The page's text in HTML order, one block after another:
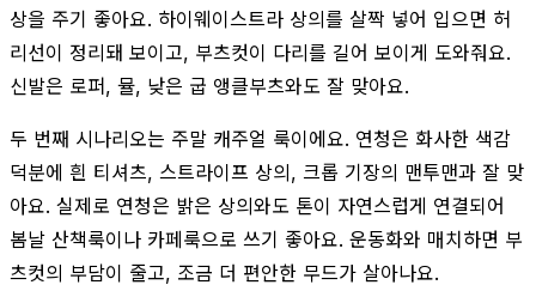
상을 주기 좋아요. 하이웨이스트라 상의를 살짝 넣어 입으면 허
리선이 정리돼 보이고, 부츠컷이 다리를 길어 보이게 도와줘요.
신발은 로퍼, 뮬, 낮은 굽 앵클부츠와도 잘 맞아요.
두 번째 시나리오는 주말 캐주얼 룩이에요. 연청은 화사한 색감
덕분에 흰 티셔츠, 스트라이프 상의, 크롭 기장의 맨투맨과 잘 맞
아요. 실제로 연청은 밝은 상의와도 톤이 자연스럽게 연결되어
봄날 산책룩이나 카페룩으로 쓰기 좋아요. 운동화와 매치하면 부
츠컷의 부담이 줄고, 조금 더 편안한 무드가 살아나요.